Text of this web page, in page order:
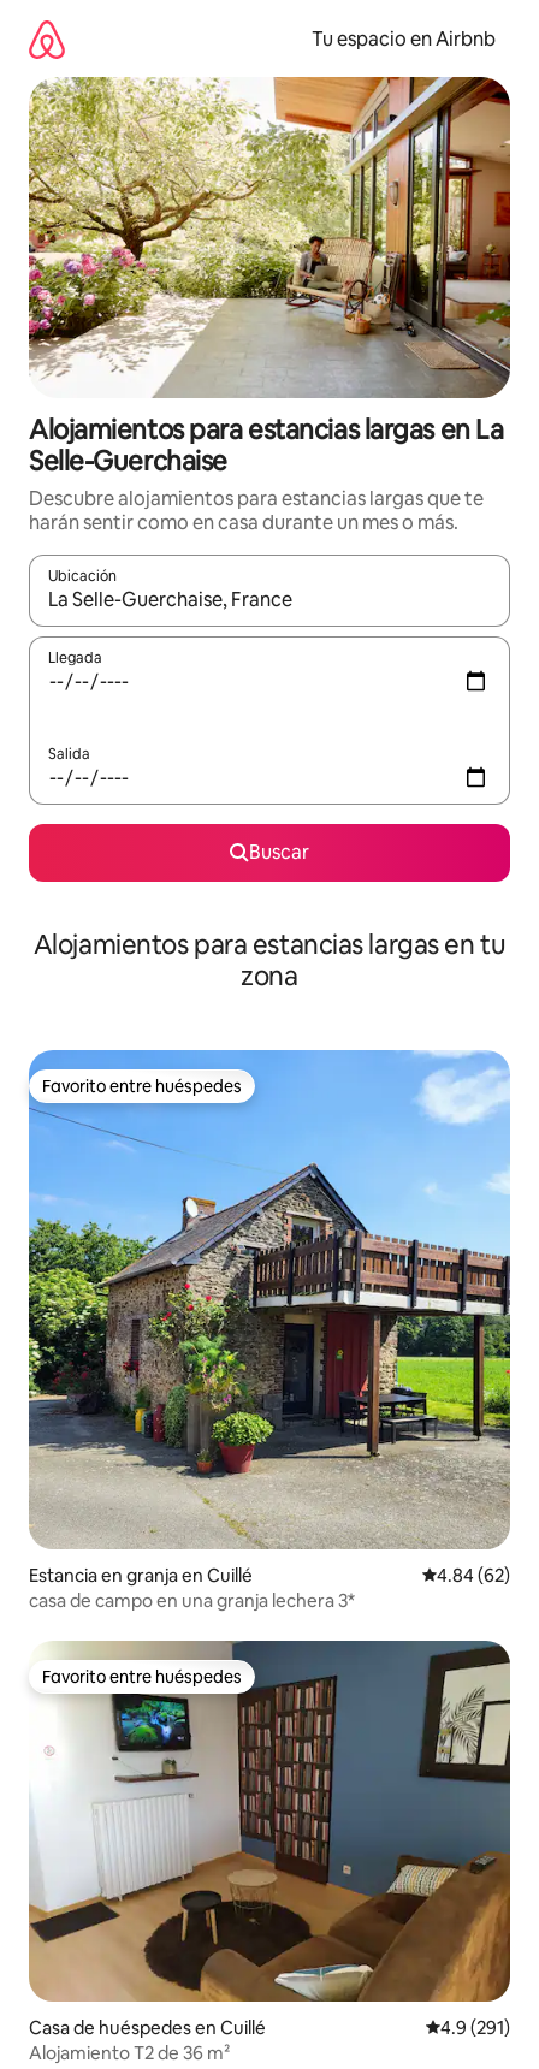
contenido
Tu espacio en Airbnb
Alojamientos para estancias largas en La
Selle-Guerchaise
Descubre alojamientos para estancias largas que te
harán sentir como en casa durante un mes o más.
Ubicación
Cuando los resultados estén disponibles, podrás navegar
Llegada
Salida
Buscar
Alojamientos para estancias largas en tu
zona
Favorito entre huéspedes
Favorito entre huéspedes
Estancia en granja en Cuillé Calificación
4.84 (62)
casa de campo en una granja lechera 3*
Favorito entre huéspedes
Favorito entre huéspedes
Casa de huéspedes en Cuillé Calificación
4.9 (291)
Alojamiento T2 de 36 m²